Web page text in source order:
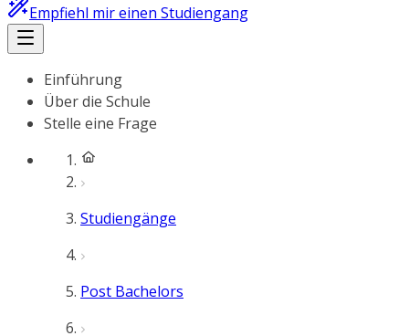
Empfiehl mir einen Studiengang
Einführung
Über die Schule
Stelle eine Frage
Studiengänge
Post Bachelors